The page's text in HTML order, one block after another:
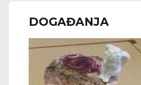
DOGAĐANJA